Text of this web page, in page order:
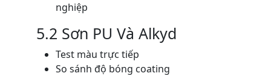
nghiệp
5.2 Sơn PU Và Alkyd
Test màu trực tiếp
So sánh độ bóng coating